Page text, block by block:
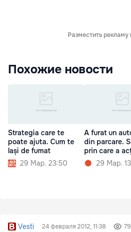
Разместить рекламу
Похожие новости
Strategia care te
poate ajuta. Cum te
lași de fumat
29 Мар. 23:50
A furat un
din parcare.
prin care a
29 Мар.
Vesti 24 февраля 2012, 11:38